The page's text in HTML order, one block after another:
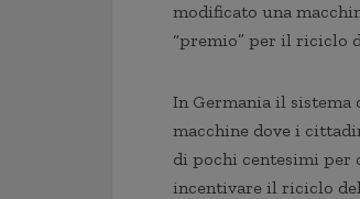
modificato una
“premio” per il riciclo
In Germania il
macchine dove i
di pochi centesimi per
incentivare il riciclo